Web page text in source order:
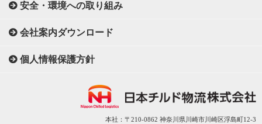
安全・環境への取り組み
会社案内ダウンロード
個人情報保護方針
本社：〒210-0862 神奈川県川崎市川崎区浮島町12-3